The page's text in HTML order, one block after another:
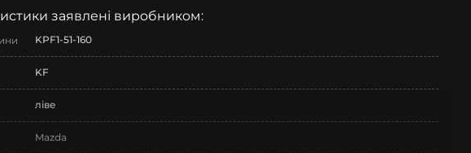
заявлені виробником:
KPF1-51-160
KF
ліве
Mazda